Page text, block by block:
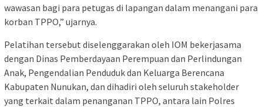
wawasan bagi para petugas di lapangan dalam menangani para
korban TPPO,” ujarnya.
Pelatihan tersebut diselenggarakan oleh IOM bekerjasama
dengan Dinas Pemberdayaan Perempuan dan Perlindungan
Anak, Pengendalian Penduduk dan Keluarga Berencana
Kabupaten Nunukan, dan dihadiri oleh seluruh stakeholder
yang terkait dalam penanganan TPPO, antara lain Polres